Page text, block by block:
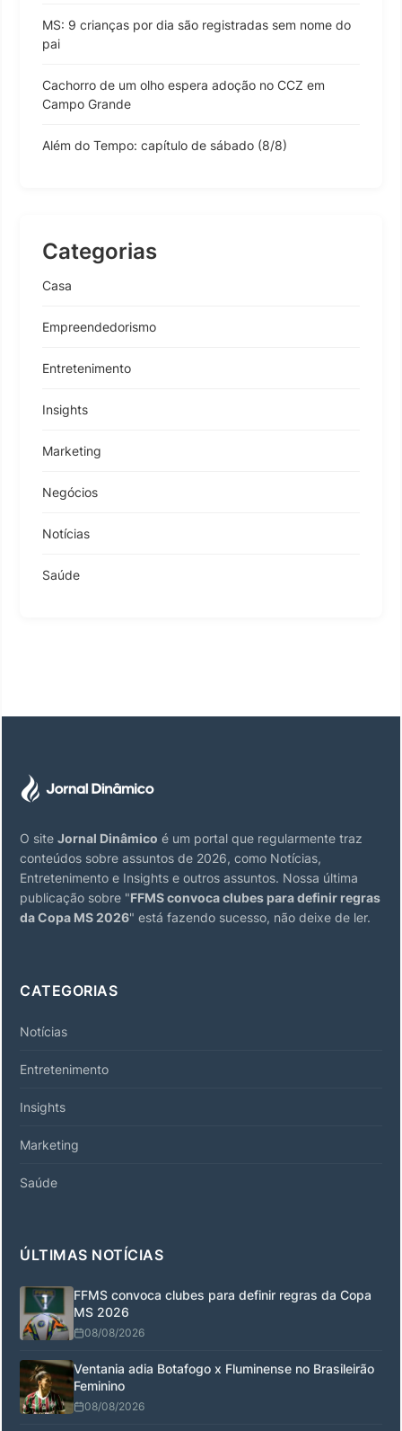
MS: 9 crianças por dia são registradas sem nome do
pai
Cachorro de um olho espera adoção no CCZ em
Campo Grande
Além do Tempo: capítulo de sábado (8/8)
Categorias
Casa
Empreendedorismo
Entretenimento
Insights
Marketing
Negócios
Notícias
Saúde
O site Jornal Dinâmico é um portal que regularmente traz
conteúdos sobre assuntos de 2026, como Notícias,
Entretenimento e Insights e outros assuntos. Nossa última
publicação sobre "FFMS convoca clubes para definir regras
da Copa MS 2026" está fazendo sucesso, não deixe de ler.
CATEGORIAS
Notícias
Entretenimento
Insights
Marketing
Saúde
ÚLTIMAS NOTÍCIAS
FFMS convoca clubes para definir regras da Copa
MS 2026
08/08/2026
Ventania adia Botafogo x Fluminense no Brasileirão
Feminino
08/08/2026